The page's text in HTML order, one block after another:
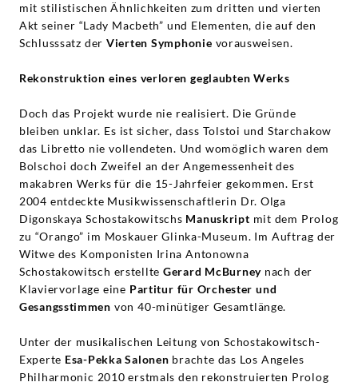
mit stilistischen Ähnlichkeiten zum dritten und vierten
Akt seiner “Lady Macbeth” und Elementen, die auf den
Schlusssatz derVierten Symphonie vorausweisen.
Rekonstruktion eines verloren geglaubten Werks
Doch das Projekt wurde nie realisiert. Die Gründe
bleiben unklar. Es ist sicher, dass Tolstoi und Starchakow
das Libretto nie vollendeten. Und womöglich waren dem
Bolschoi doch Zweifel an der Angemessenheit des
makabren Werks für die 15-Jahrfeier gekommen. Erst
2004 entdeckte Musikwissenschaftlerin Dr. Olga
Digonskaya Schostakowitschs Manuskript mit dem Prolog
zu “Orango” im Moskauer Glinka-Museum. Im Auftrag der
Witwe des Komponisten Irina Antonowna
Schostakowitsch erstellteGerard McBurney nach der
Klaviervorlage eine Partitur für Orchester und
Gesangsstimmen von 40-minütiger Gesamtlänge.
Unter der musikalischen Leitung von Schostakowitsch-
Experte Esa-Pekka Salonen brachte das Los Angeles
Philharmonic 2010 erstmals den rekonstruierten Prolog